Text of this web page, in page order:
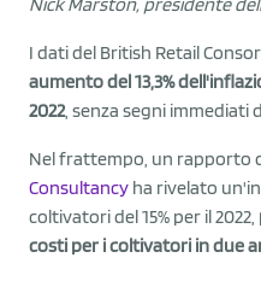
Nick Marston, presidente
I dati del British Retail
aumento del 13,3%
2022, senza segni immediati
Nel frattempo, un rapporto
Consultancy ha rivelato
coltivatori del 15% per il 2022,
costi per i coltivatori in due